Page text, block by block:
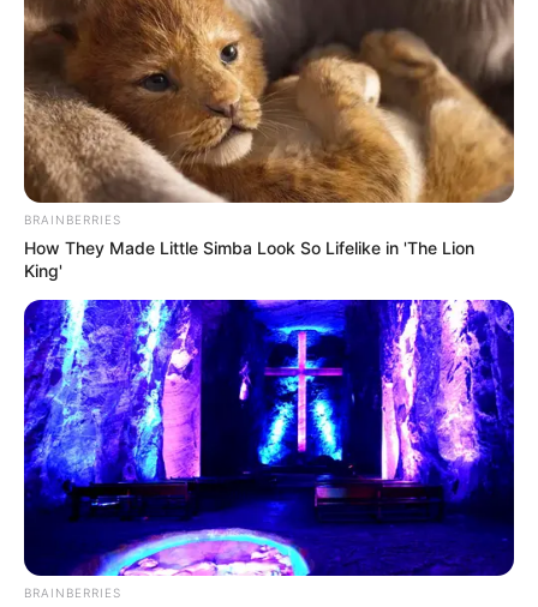
BRAINBERRIES
How They Made Little Simba Look So Lifelike in 'The Lion
King'
BRAINBERRIES